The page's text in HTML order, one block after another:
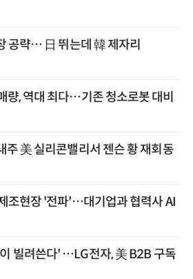
공략… 日 뛰는데 韓 제자리
량, 역대 최다…기존 청소로봇 대비
주 美 실리콘밸리서 젠슨 황 재회동
조현장 '전파'…대기업과 협력사 AI
빌려쓴다' …LG전자, 美 B2B 구독